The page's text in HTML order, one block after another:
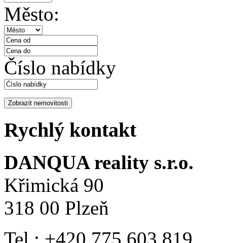
Město:
Číslo nabídky
Rychlý kontakt
DANQUA reality s.r.o.
Křimická 90
318 00 Plzeň